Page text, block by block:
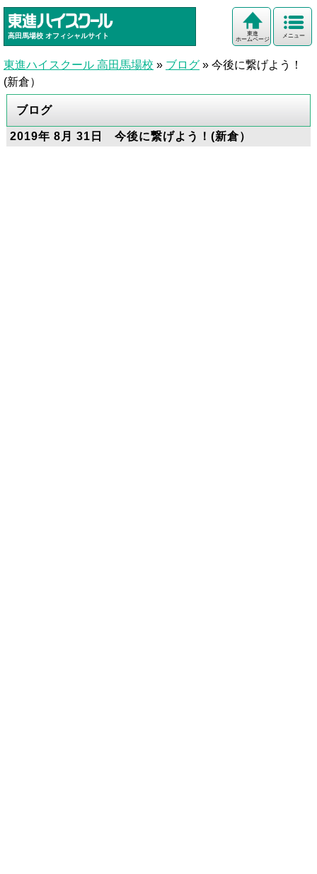
高田馬場校 オフィシャルサイト メニュー
東進
ホームページ
東進ハイスクール 高田馬場校 » ブログ » 今後に繋げよう！
(新倉）
ブログ
2019年 8月 31日 今後に繋げよう！(新倉）